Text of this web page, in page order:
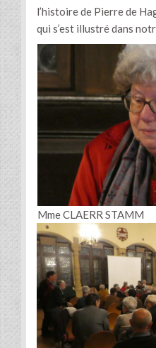
l’histoire de Pierre de
qui s’est illustré dans
Mme CLAERR STAMM